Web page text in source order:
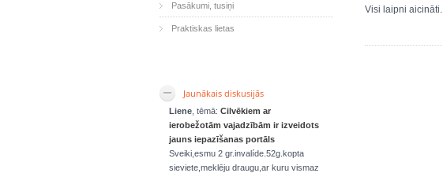
Visi laipni aicināti.
Pasākumi, tusiņi
Praktiskas lietas
Jaunākais diskusijās
Liene , tēmā: Cilvēkiem ar
ierobežotām vajadzībām ir izveidots
jauns iepazīšanas portāls
Sveiki,esmu 2 gr.invalíde.52g.kopta
sieviete,meklēju draugu,ar kuru vismaz